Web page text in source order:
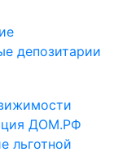
депозитарии
ДОМ.РФ
льготной